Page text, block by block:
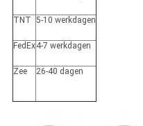
TNT 5-10 werkdagen
FedEx4-7 werkdagen
Zee 26-40 dagen